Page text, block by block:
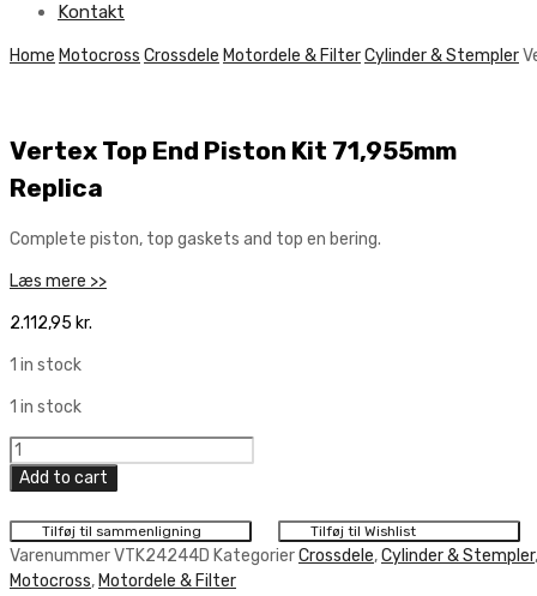
Kontakt
Skip
Home Motocross Crossdele Motordele & FilterCylinder & Stempler
Vertex Top End Piston Kit 71,955mm
Replica
Complete piston, top gaskets and top en bering.
Læs mere >>
2.112,95 kr.
1 in stock
1 in stock
Vertex
Top
End
Piston
Kit
71,955mm
Add to cart
Tilføj til sammenligning Tilføj til Wishlist
VarenummerVTK24244D KategorierCrossdele,Cylinder & Stempler,
Motocross, Motordele & Filter